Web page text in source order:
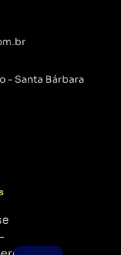
- Santa Bárbara